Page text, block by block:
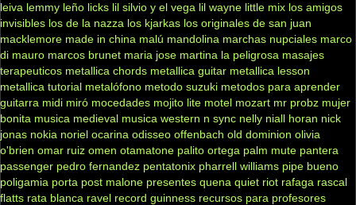
leiva lemmy leño licks lil silvio y el vega lil wayne little mix los amigos
invisibles los de la nazza los kjarkas los originales de san juan
macklemore made in china malú mandolina marchas nupciales marco
di mauro marcos brunet maria jose martina la peligrosa masajes
terapeuticos metallica chords metallica guitar metallica lesson
metallica tutorial metalófono metodo suzuki metodos para aprender
guitarra midi miró mocedades mojito lite motel mozart mr probz mujer
bonita musica medieval musica western n sync nelly niall horan nick
jonas nokia noriel ocarina odisseo offenbach old dominion olivia
o'brien omar ruiz omen otamatone palito ortega palm mute pantera
passenger pedro fernandez pentatonix pharrell williams pipe bueno
poligamia porta post malone presentes quena quiet riot rafaga rascal
flatts rata blanca ravel record guinness recursos para profesores